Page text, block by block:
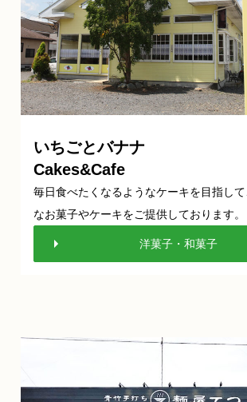
いちごとバナナ
Cakes&Cafe
毎日食べたくなるようなケーキを目指し
なお菓子やケーキをご提供しております。
洋菓子・和菓子